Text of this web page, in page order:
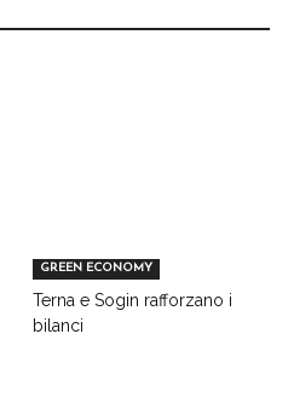
GREEN ECONOMY
Terna e Sogin rafforzano i
bilanci